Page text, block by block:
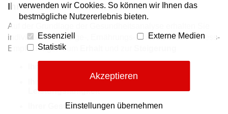
Ihr Nutzen
Auf der Grundlage der Gesundheitsanalyse erhalten Sie
individuelle Vorsorge-, Ernährungs-, Vitalstoff- und Fitness-
Empfehlungen zum
Ihrer körperlichen und geistigen
Leistungsfähigkeit
Ihrer Gesundheit
verwenden wir Cookies. So können wir Ihnen das
bestmögliche Nutzererlebnis bieten.
Essenziell
Externe Medien
Statistik
Akzeptieren
Einstellungen übernehmen